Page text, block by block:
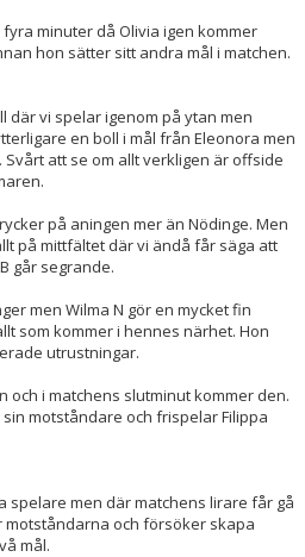
minuter då Olivia igen kommer
hon sätter sitt andra mål i matchen.
där vi spelar igenom på ytan men
en boll i mål från Eleonora men
att se om allt verkligen är offside
på aningen mer än Nödinge. Men
på mittfältet där vi ändå får säga att
går segrande.
men Wilma N gör en mycket fin
som kommer i hennes närhet. Hon
utrustningar.
och i matchens slutminut kommer den.
motståndare och frispelar Filippa
spelare men där matchens lirare får gå
motståndarna och försöker skapa
mål.